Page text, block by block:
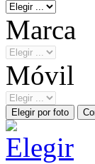
Marca
Móvil